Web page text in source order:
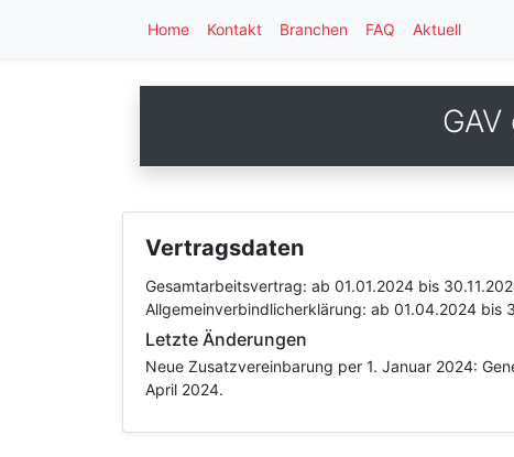
Home Kontakt Branchen FAQ Aktuell
Vertragsdaten
Gesamtarbeitsvertrag: ab 01.01.2024 bis
Allgemeinverbindlicherklärung: ab 01.04.2024 bis
Letzte Änderungen
Neue Zusatzvereinbarung per 1. Januar 2024:
April 2024.